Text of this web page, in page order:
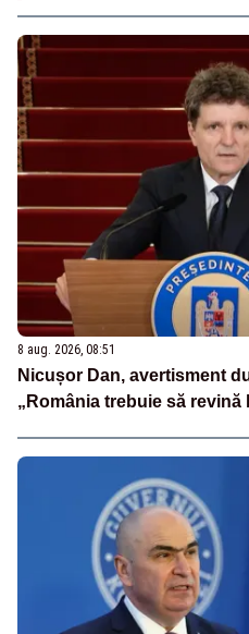
8 aug. 2026, 08:51
Nicușor Dan, avertisment
„România trebuie să revină